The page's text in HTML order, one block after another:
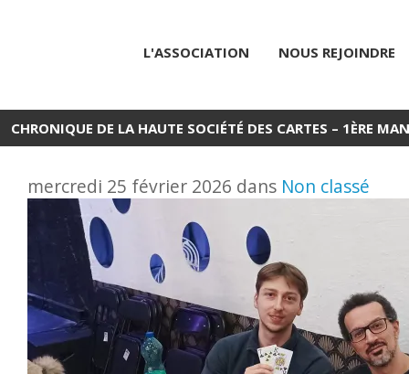
L'ASSOCIATION NOUS REJOINDRE
CHRONIQUE DE LA HAUTE SOCIÉTÉ DES CARTES – 1ÈRE
mercredi 25 février 2026 dans Non classé